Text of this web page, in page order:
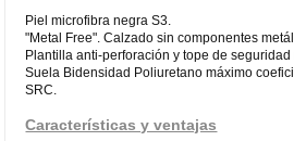
Piel microfibra negra S3.
"Metal Free". Calzado sin componentes
Plantilla anti-perforación y tope de seguridad
Suela Bidensidad Poliuretano máximo
SRC.
Características y ventajas